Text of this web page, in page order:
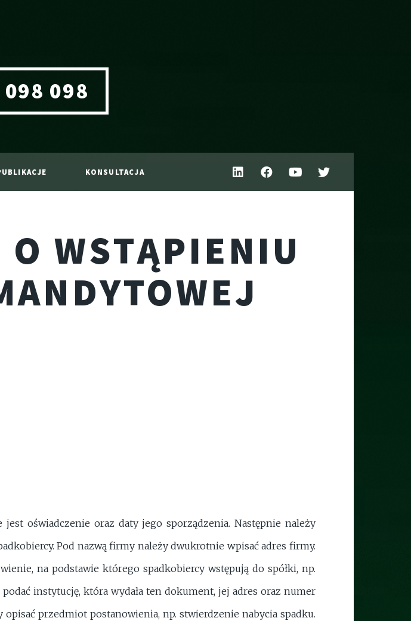
098
KONSULTACJA
WSTĄPIENIU
oświadczenie oraz daty jego sporządzenia. Następnie należy
Pod nazwą firmy należy dwukrotnie wpisać adres firmy.
na podstawie którego spadkobiercy wstępują do spółki, np.
instytucję, która wydała ten dokument, jej adres oraz numer
przedmiot postanowienia, np. stwierdzenie nabycia spadku.